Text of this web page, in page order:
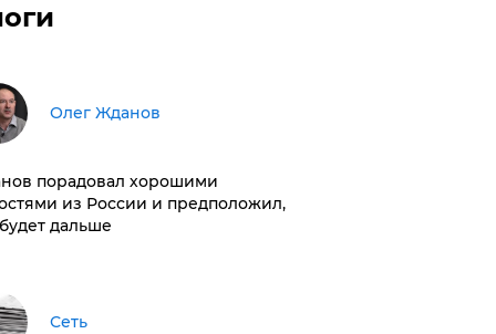
Олег Жданов
порадовал хорошими
из России и предположил,
дальше
Сеть